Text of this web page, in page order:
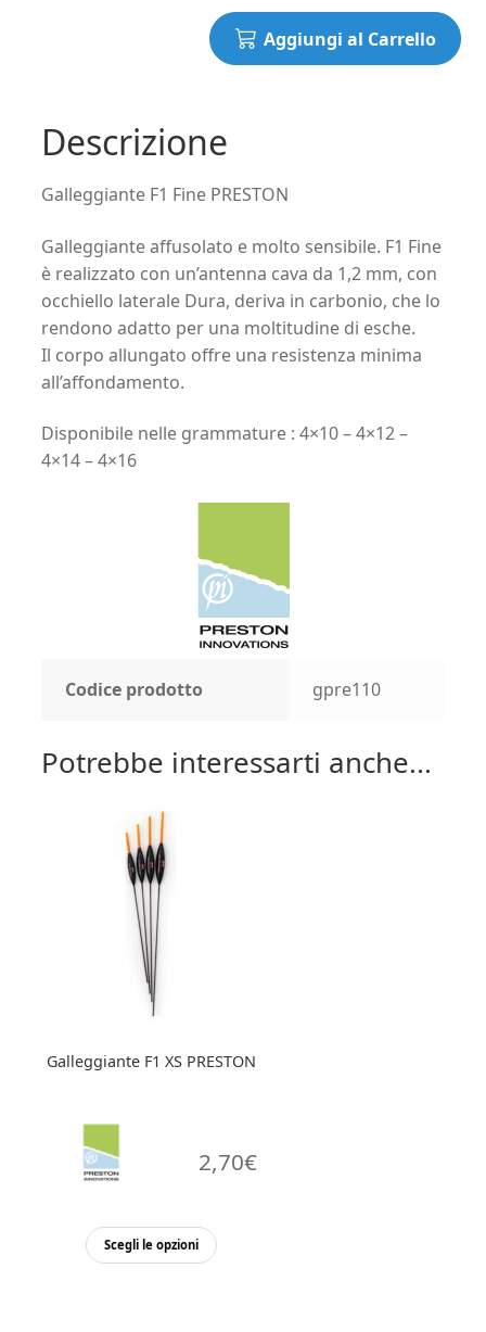
Aggiungi al Carrello
Descrizione
Galleggiante F1 Fine PRESTON
Galleggiante affusolato e molto sensibile. F1 Fine
è realizzato con un’antenna cava da 1,2 mm, con
occhiello laterale Dura, deriva in carbonio, che lo
rendono adatto per una moltitudine di esche.
Il corpo allungato offre una resistenza minima
all’affondamento.
Disponibile nelle grammature : 4×10 – 4×12 –
4×14 – 4×16
Codice prodotto gpre110
Potrebbe interessarti anche...
Galleggiante F1 XS PRESTON
2,70€
Scegli le opzioni
Questo